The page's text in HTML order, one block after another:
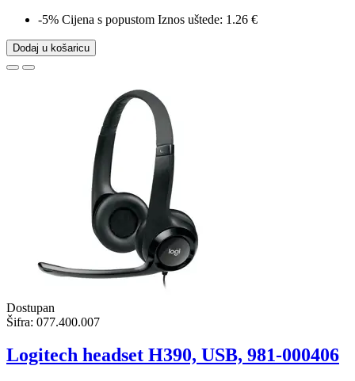
-5% Cijena s popustom Iznos uštede: 1.26 €
Dodaj u košaricu
Dostupan
Šifra: 077.400.007
Logitech headset H390, USB, 981-000406